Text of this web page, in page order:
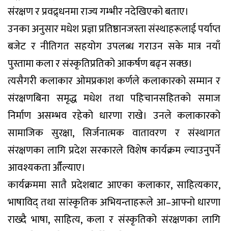
संरक्षण र प्रवद्र्धनमा राज्य गम्भीर नदेखिएको बताए।
उनका अनुसार मधेश प्रज्ञा प्रतिष्ठानजस्ता संस्थाहरूलाई पर्याप्त
बजेट र नीतिगत सहयोग उपलब्ध गराउन सके मात्र नयाँ
पुस्तामा कला र संस्कृतिप्रतिको आकर्षण बढ्न सक्छ।
त्यसैगरी कलाकार ओमप्रकाश कर्णले कलाकारको सम्मान र
संरक्षणबिना समृद्ध मधेश तथा पहिचानसहितको समाज
निर्माण असम्भव रहेको धारणा राखे। उनले कलाकारको
सामाजिक सुरक्षा, सिर्जनात्मक वातावरण र संस्थागत
संरक्षणका लागि प्रदेश सरकारले विशेष कार्यक्रम ल्याउनुपर्ने
आवश्यकता औँल्याए।
कार्यक्रममा सातै प्रदेशबाट आएका कलाकार, साहित्यकार,
भाषाविद् तथा सांस्कृतिक अभियन्ताहरूले आ–आफ्नो धारणा
राख्दै भाषा, साहित्य, कला र संस्कृतिको संरक्षणका लागि